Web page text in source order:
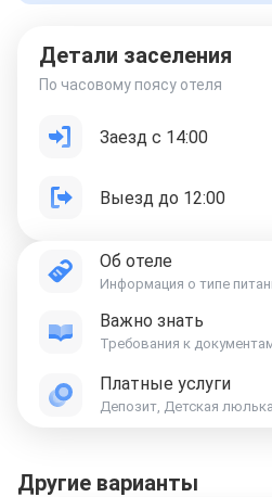
Детали заселения
По часовому поясу отеля
Заезд с 14:00
Выезд до 12:00
Об отеле
Информация о типе
Важно знать
Платные услуги
Депозит, Детская
Другие варианты